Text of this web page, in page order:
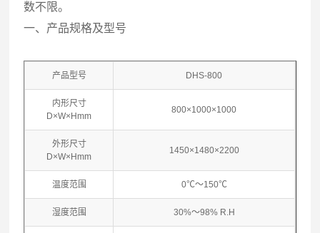
数不限。
一、产品规格及型号
产品型号 DHS-800
内形尺寸
D×W×Hmm
800×1000×1000
外形尺寸
D×W×Hmm
1450×1480×2200
温度范围 0℃～150℃
湿度范围 30%～98% R.H